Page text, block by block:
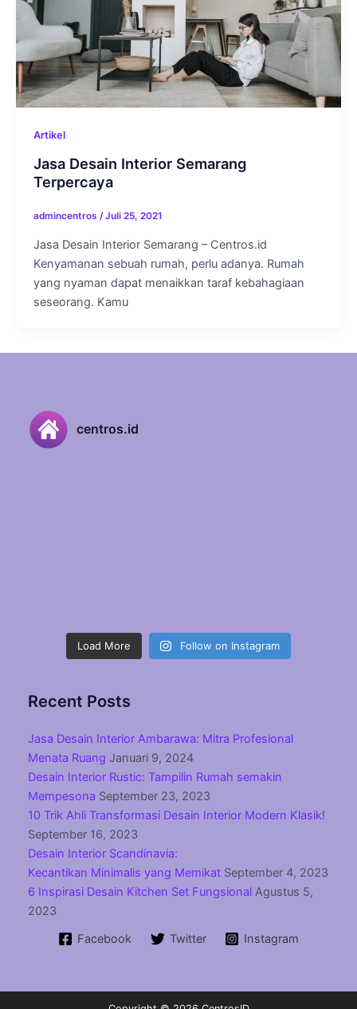
Artikel
Jasa Desain Interior Semarang
Terpercaya
admincentros /Juli 25, 2021
Jasa Desain Interior Semarang – Centros.id
Kenyamanan sebuah rumah, perlu adanya. Rumah
yang nyaman dapat menaikkan taraf kebahagiaan
seseorang. Kamu
centros.id
Load More Follow on Instagram
Recent Posts
Jasa Desain Interior Ambarawa: Mitra Profesional
Menata Ruang Januari 9, 2024
Desain Interior Rustic: Tampilin Rumah semakin
Mempesona September 23, 2023
10 Trik Ahli Transformasi Desain Interior Modern Klasik!
September 16, 2023
Desain Interior Scandinavia:
Kecantikan Minimalis yang Memikat September 4, 2023
6 Inspirasi Desain Kitchen Set Fungsional Agustus 5,
2023
Facebook
Twitter Instagram